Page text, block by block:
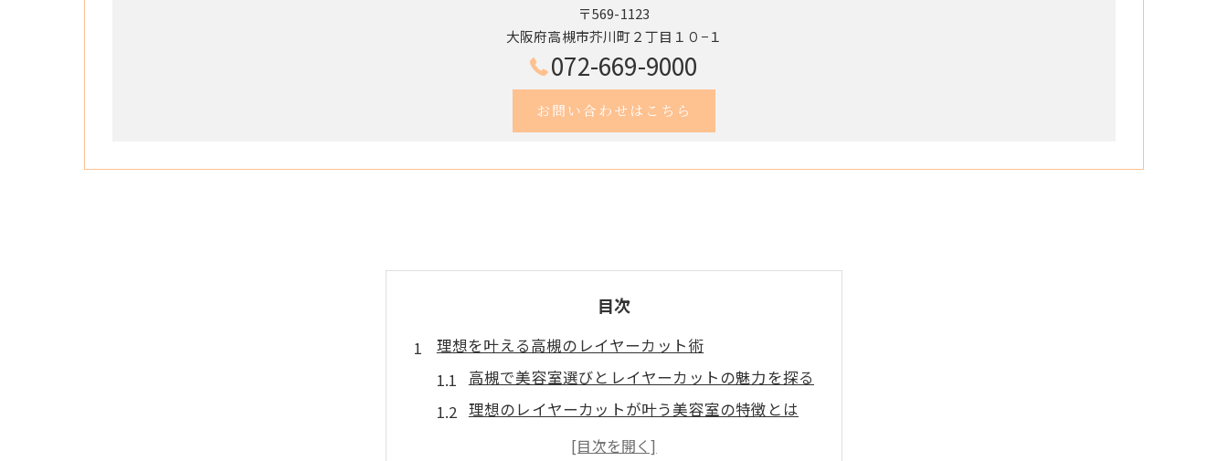
〒569-1123
大阪府高槻市芥川町２丁目１０−１
072-669-9000
お問い合わせはこちら
目次
理想を叶える高槻のレイヤーカット術
高槻で美容室選びとレイヤーカットの魅力を探る
理想のレイヤーカットが叶う美容室の特徴とは
美容室で失敗しないレイヤーカット相談術